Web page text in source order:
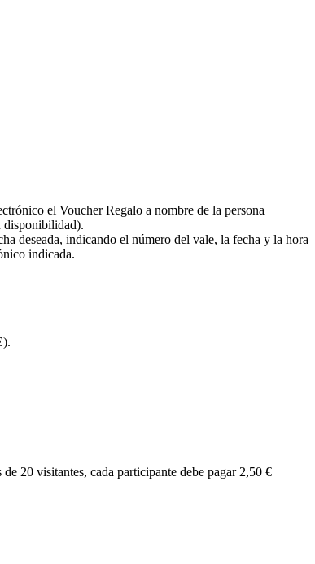
el Voucher Regalo a nombre de la persona
disponibilidad).
deseada, indicando el número del vale, la fecha y la hora
indicada.
20 visitantes, cada participante debe pagar 2,50 €